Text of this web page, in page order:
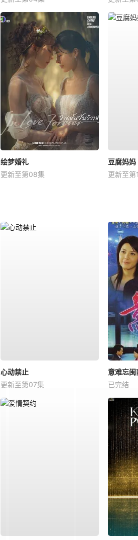
绘梦婚礼
更新至第08集
豆腐妈妈
更新至
心动禁止
更新至第07集
意难忘闽
已完结